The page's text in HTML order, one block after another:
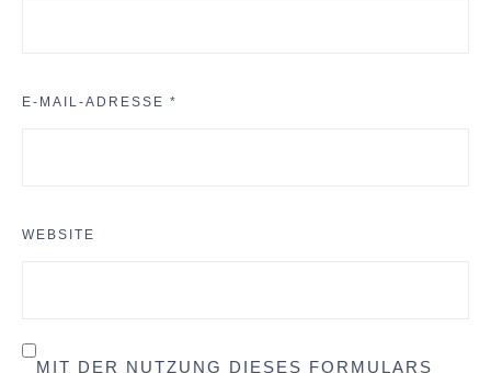
E-MAIL-ADRESSE *
WEBSITE
MIT DER NUTZUNG DIESES FORMULARS